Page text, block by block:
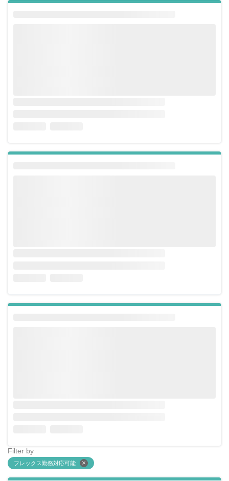
Filter by
フレックス勤務対応可能